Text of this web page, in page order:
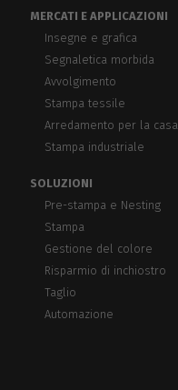
MERCATI E APPLICAZIONI
Insegne e grafica
Segnaletica morbida
Avvolgimento
Stampa tessile
Arredamento per la casa
Stampa industriale
SOLUZIONI
Pre-stampa e Nesting
Stampa
Gestione del colore
Risparmio di inchiostro
Taglio
Automazione